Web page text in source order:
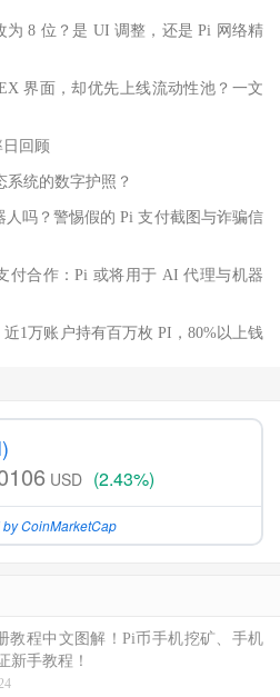
为 8 位？是 UI 调整，还是 Pi 网络精
界面，却优先上线流动性池？一文
回顾
系统的数字护照？
人吗？警惕假的 Pi 支付截图与诈骗信
付合作：Pi 或将用于 AI 代理与机器
1万账户持有百万枚 PI，80%以上钱
USD (2.43%)
CoinMarketCap
教程中文图解！Pi币手机挖矿、手机
新手教程！